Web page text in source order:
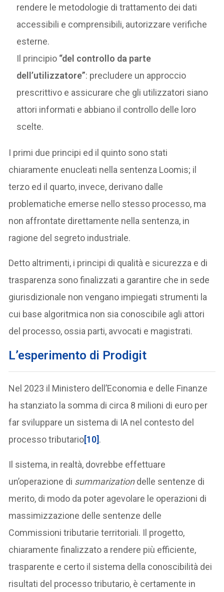
rendere le metodologie di trattamento dei dati
accessibili e comprensibili, autorizzare verifiche
esterne.
Il principio “del controllo da parte
dell’utilizzatore”: precludere un approccio
prescrittivo e assicurare che gli utilizzatori siano
attori informati e abbiano il controllo delle loro
scelte.
I primi due principi ed il quinto sono stati
chiaramente enucleati nella sentenza Loomis; il
terzo ed il quarto, invece, derivano dalle
problematiche emerse nello stesso processo, ma
non affrontate direttamente nella sentenza, in
ragione del segreto industriale.
Detto altrimenti, i principi di qualità e sicurezza e di
trasparenza sono finalizzati a garantire che in sede
giurisdizionale non vengano impiegati strumenti la
cui base algoritmica non sia conoscibile agli attori
del processo, ossia parti, avvocati e magistrati.
L’esperimento di Prodigit
Nel 2023 il Ministero dell’Economia e delle Finanze
ha stanziato la somma di circa 8 milioni di euro per
far sviluppare un sistema di IA nel contesto del
processo tributario[10].
Il sistema, in realtà, dovrebbe effettuare
un’operazione di summarizationdelle sentenze di
merito, di modo da poter agevolare le operazioni di
massimizzazione delle sentenze delle
Commissioni tributarie territoriali. Il progetto,
chiaramente finalizzato a rendere più efficiente,
trasparente e certo il sistema della conoscibilità dei
risultati del processo tributario, è certamente in